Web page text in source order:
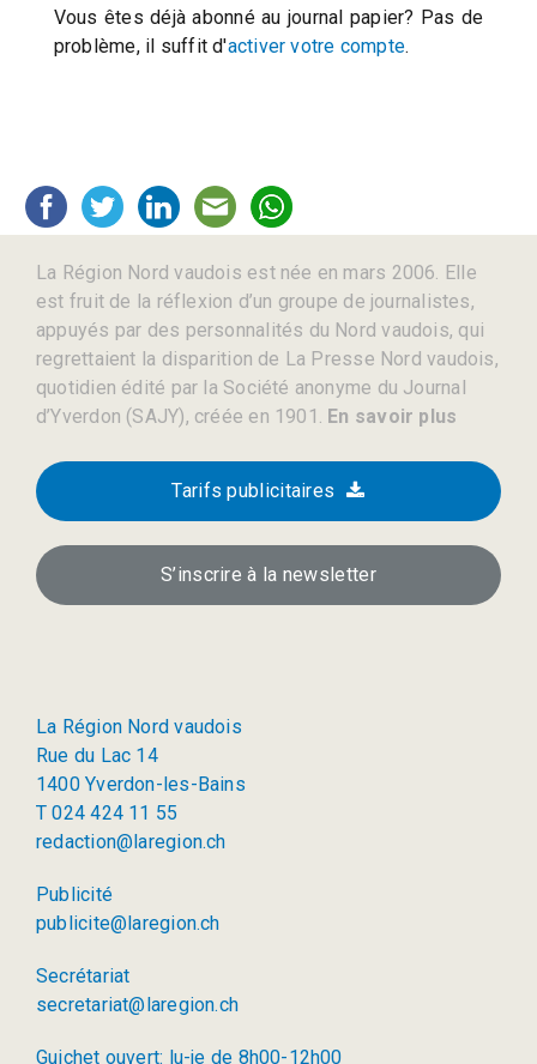
Vous êtes déjà abonné au journal papier? Pas de
problème, il suffit d'activer votre compte.
La Région Nord vaudois est née en mars 2006. Elle
est fruit de la réflexion d’un groupe de journalistes,
appuyés par des personnalités du Nord vaudois, qui
regrettaient la disparition de La Presse Nord vaudois,
quotidien édité par la Société anonyme du Journal
d’Yverdon (SAJY), créée en 1901. En savoir plus
Tarifs publicitaires
S’inscrire à la newsletter
La Région Nord vaudois
Rue du Lac 14
1400 Yverdon-les-Bains
T 024 424 11 55
redaction@laregion.ch
Publicité
publicite@laregion.ch
Secrétariat
secretariat@laregion.ch
Guichet ouvert: lu-je de 8h00-12h00